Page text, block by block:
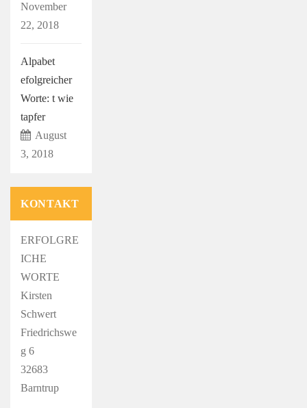
November
22, 2018
Alpabet
efolgreicher
Worte: t wie
tapfer
August
3, 2018
KONTAKT
ERFOLGRE
ICHE
WORTE
Kirsten
Schwert
Friedrichswe
g 6
32683
Barntrup